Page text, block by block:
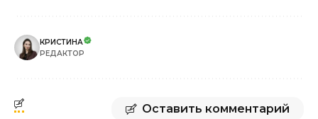
КРИСТИНА
РЕДАКТОР
Оставить комментарий